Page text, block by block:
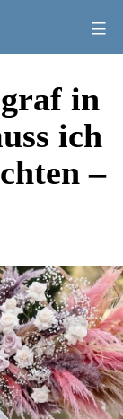
in
ich
–